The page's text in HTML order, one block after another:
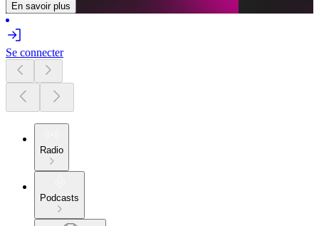
En savoir plus
Se connecter
Radio
Podcasts